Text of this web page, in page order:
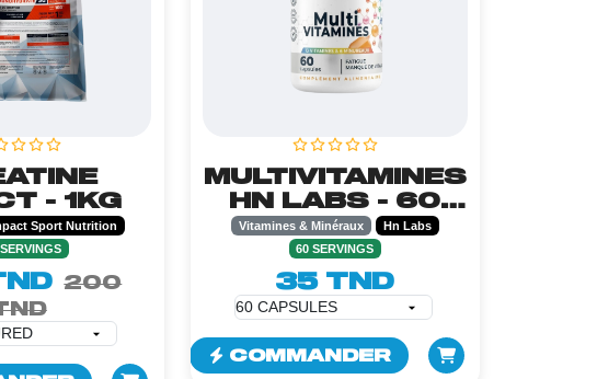
- 1KG
Sport Nutrition
200
MULTIVITAMINES
HN LABS - 60
CAPSULES
Vitamines & Minéraux
Hn Labs
60 SERVINGS
35 TND
COMMANDER